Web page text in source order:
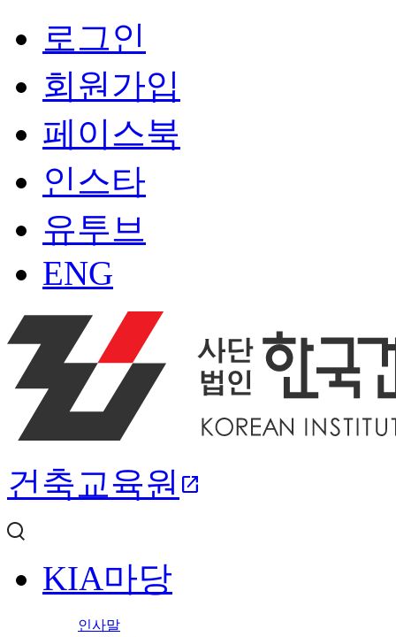
로그인
회원가입
페이스북
인스타
유투브
ENG
건축교육원 open_in_new
KIA마당
인사말